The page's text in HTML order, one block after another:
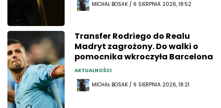
MICHAŁ BOSAK / 6 SIERPNIA 2026, 18:52
Transfer Rodriego do Realu
Madryt zagrożony. Do walki o
pomocnika wkroczyła Barcelona
AKTUALNOŚCI
MICHAŁ BOSAK / 6 SIERPNIA 2026, 18:21